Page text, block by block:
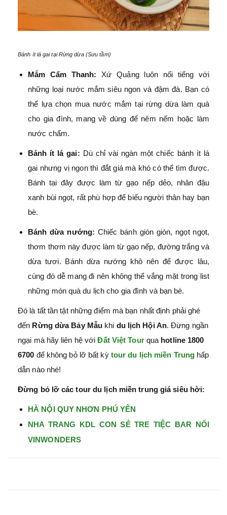
Bánh ít lá gai tại Rừng dừa (Sưu tầm)
Mắm Cẩm Thanh:
Xứ Quảng luôn nổi tiếng với
những loại nước mắm siêu ngon và đậm đà. Bạn có
thể lựa chọn mua nước mắm tại rừng dừa làm quà
cho gia đình, mang về dùng để nêm nếm hoặc làm
nước chấm.
Bánh ít lá gai: Dù chỉ vài ngàn một chiếc bánh ít lá
gai nhưng vị ngon thì đắt giá mà khó có thể tìm được.
Bánh tại đây được làm từ gạo nếp dẻo, nhân đậu
xanh bùi ngọt, rất phù hợp để biếu người thân hay bạn
bè.
Bánh dừa nướng: Chiếc bánh giòn giòn, ngọt ngọt,
thơm thơm này được làm từ gạo nếp, đường trắng và
dừa tươi. Bánh dừa nướng khô nên để được lâu,
cùng đó dễ mang đi nên không thể vắng mặt trong list
những món quà du lịch cho gia đình và bạn bè.
Đó là tất tần tật những điểm mà bạn nhất định phải ghé
đến Rừng dừa Bảy Mẫu khi du lịch Hội An. Đừng ngần
ngại mà hãy liên hệ với Đất Việt Tour qua hotline 1800
6700 để không bỏ lỡ bất kỳ tour du lịch miền Trung hấp
dẫn nào nhé!
Đừng bỏ lỡ các tour du lịch miền trung giá siêu hời:
HÀ NỘI QUY NHƠN PHÚ YÊN
NHA TRANG KDL CON SẺ TRE TIỆC BAR NỔI
VINWONDERS